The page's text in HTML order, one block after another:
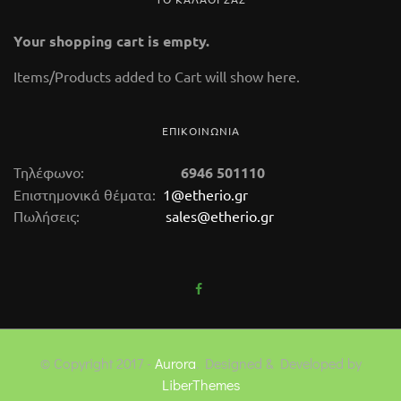
Your shopping cart is empty.
Items/Products added to Cart will show here.
ΕΠΙΚΟΙΝΩΝΙΑ
Τηλέφωνο: 6946 501110
Επιστημονικά θέματα: 1@etherio.gr
Πωλήσεις: sales@etherio.gr
© Copyright 2017 -Aurora. Designed & Developed by
LiberThemes